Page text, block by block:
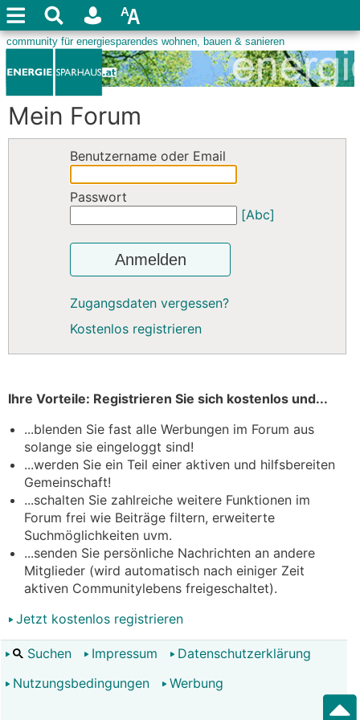
Mein Forum
Benutzername oder Email
Passwort
[Abc]
Anmelden
Zugangsdaten vergessen?
Kostenlos registrieren
Ihre Vorteile: Registrieren Sie sich kostenlos und...
...blenden Sie fast alle Werbungen im Forum aus
solange sie eingeloggt sind!
...werden Sie ein Teil einer aktiven und hilfsbereiten
Gemeinschaft!
...schalten Sie zahlreiche weitere Funktionen im
Forum frei wie Beiträge filtern, erweiterte
Suchmöglichkeiten uvm.
...senden Sie persönliche Nachrichten an andere
Mitglieder (wird automatisch nach einiger Zeit
aktiven Communitylebens freigeschaltet).
Jetzt kostenlos registrieren
Suchen Impressum
Datenschutzerklärung
Nutzungsbedingungen
Werbung